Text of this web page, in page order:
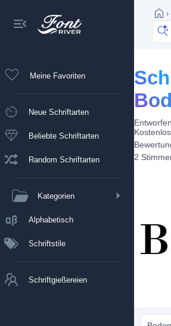
Meine Favoriten
Neue Schriftarten
Beliebte Schriftarten
Random Schriftarten
Kategorien
Alphabetisch
Schriftstile
Schriftgießereien
›
Kostenlos
2